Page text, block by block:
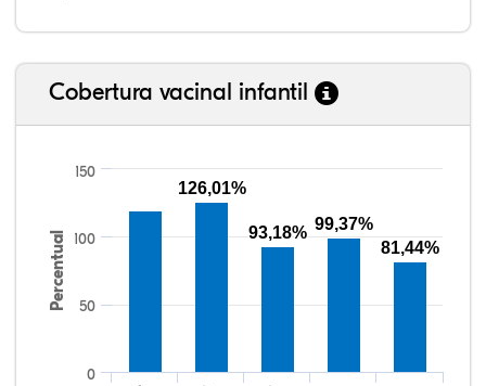
Cobertura vacinal infantil
Percentual
0
50
100
150
126,01%
93,18% 99,37%
81,44%